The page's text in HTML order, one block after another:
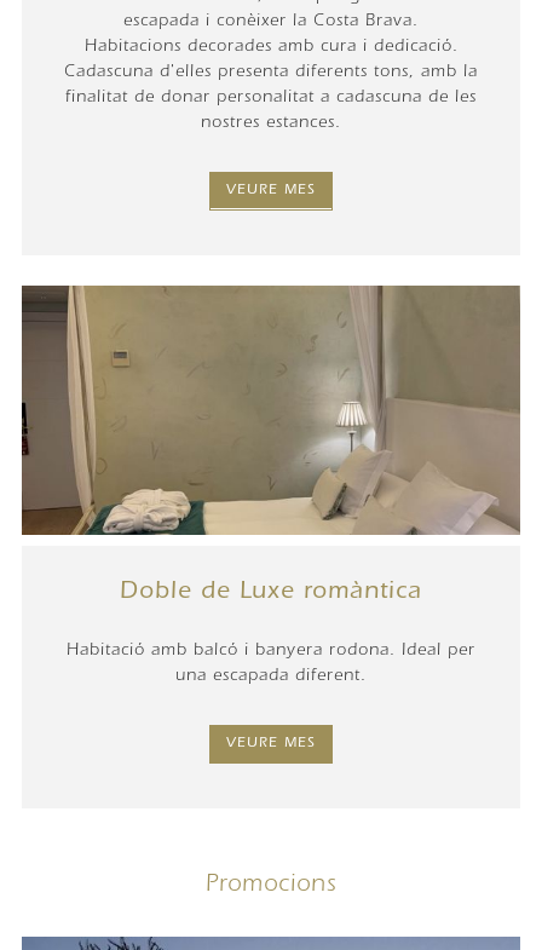
escapada i conèixer la Costa Brava.
Habitacions decorades amb cura i dedicació.
Cadascuna d'elles presenta diferents tons, amb la
finalitat de donar personalitat a cadascuna de les
nostres estances.
VEURE MES
Doble de Luxe romàntica
Habitació amb balcó i banyera rodona. Ideal per
una escapada diferent.
VEURE MES
Promocions